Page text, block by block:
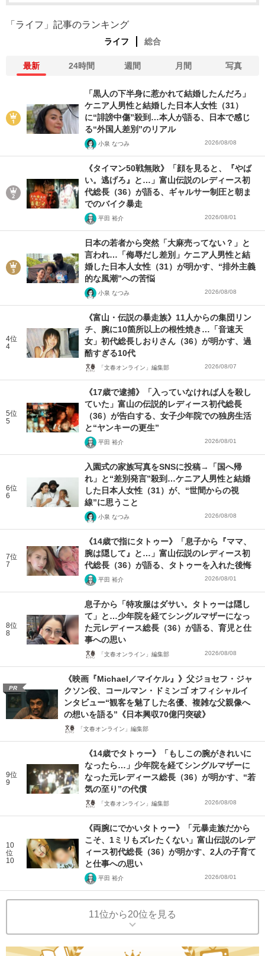
「ライフ」記事のランキング
ライフ 総合
最新 24時間 週間 月間 写真
「黒人の下半身に惹かれて結婚したんだろ」
ケニア人男性と結婚した日本人女性（31）
に“誹謗中傷”殺到…本人が語る、日本で感じ
る“外国人差別”のリアル
小泉 なつみ 2026/08/08
《タイマン50戦無敗》「顔を見ると、『やば
い。逃げろ』と…」富山伝説のレディース初
代総長（36）が語る、ギャルサー制圧と朝ま
でのバイク暴走
平田 裕介 2026/08/01
日本の若者から突然「大麻売ってない？」と
言われ…「侮辱だし差別」ケニア人男性と結
婚した日本人女性（31）が明かす、“排外主義
的な風潮”への苦悩
小泉 なつみ 2026/08/08
4位
4
《富山・伝説の暴走族》11人からの集団リン
チ、腕に10箇所以上の根性焼き…「音速天
女」初代総長しおりさん（36）が明かす、過
酷すぎる10代
「文春オンライン」編集部 2026/08/07
5位
5
《17歳で逮捕》「入っていなければ人を殺し
ていた」富山の伝説的レディース初代総長
（36）が告白する、女子少年院での独房生活
と“ヤンキーの更生”
平田 裕介 2026/08/01
6位
6
入園式の家族写真をSNSに投稿→「国へ帰
れ」と“差別発言”殺到…ケニア人男性と結婚
した日本人女性（31）が、“世間からの視
線”に思うこと
小泉 なつみ 2026/08/08
7位
7
《14歳で指にタトゥー》「息子から『ママ、
腕は隠して』と…」富山伝説のレディース初
代総長（36）が語る、タトゥーを入れた後悔
平田 裕介 2026/08/01
8位
8
息子から「特攻服はダサい。タトゥーは隠し
て」と…少年院を経てシングルマザーになっ
た元レディース総長（36）が語る、育児と仕
事への思い
「文春オンライン」編集部 2026/08/08
PR
《映画『Michael／マイケル』》父ジョセフ・ジャ
クソン役、コールマン・ドミンゴ オフィシャルイ
ンタビュー“観客を魅了した名優、複雑な父親像へ
の想いを語る”《日本興収70億円突破》
「文春オンライン」編集部
9位
9
《14歳でタトゥー》「もしこの腕がきれいに
なったら…」少年院を経てシングルマザーに
なった元レディース総長（36）が明かす、“若
気の至り”の代償
「文春オンライン」編集部 2026/08/08
10
位
10
《両腕にでかいタトゥー》「元暴走族だから
こそ、1ミリもズレたくない」富山伝説のレデ
ィース初代総長（36）が明かす、2人の子育て
と仕事への思い
平田 裕介 2026/08/01
11位から20位を見る